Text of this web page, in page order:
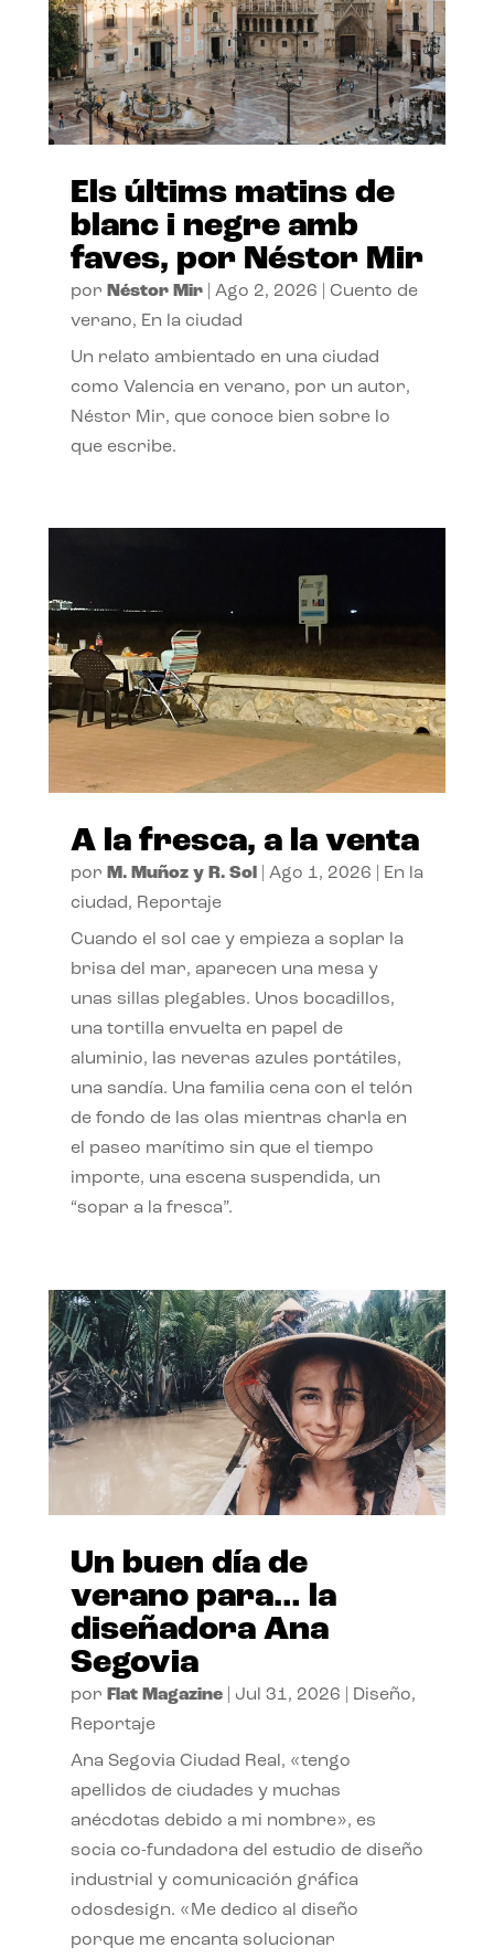
Els últims matins de
blanc i negre amb
faves, por Néstor Mir
por Néstor Mir| Ago 2, 2026
Cuento de
verano, En la ciudad
Un relato ambientado en una ciudad
como Valencia en verano, por un autor,
Néstor Mir, que conoce bien sobre lo
que escribe.
A la fresca, a la venta
por M. Muñoz y R. Sol| Ago 1, 2026
En la
ciudad, Reportaje
Cuando el sol cae y empieza a soplar la
brisa del mar, aparecen una mesa y
unas sillas plegables. Unos bocadillos,
una tortilla envuelta en papel de
aluminio, las neveras azules portátiles,
una sandía. Una familia cena con el telón
de fondo de las olas mientras charla en
el paseo marítimo sin que el tiempo
importe, una escena suspendida, un
“sopar a la fresca”.
Un buen día de
verano para… la
diseñadora Ana
Segovia
por Flat Magazine| Jul 31, 2026 Diseño,
Reportaje
Ana Segovia Ciudad Real, «tengo
apellidos de ciudades y muchas
anécdotas debido a mi nombre», es
socia co-fundadora del estudio de diseño
industrial y comunicación gráfica
odosdesign. «Me dedico al diseño
porque me encanta solucionar